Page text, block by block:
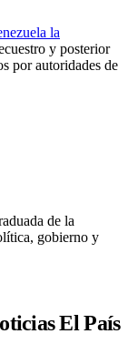
la
y posterior
por autoridades de
de la
gobierno y
El País